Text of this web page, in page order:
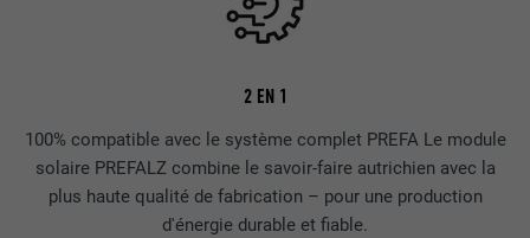
2 EN 1
100% compatible avec le système complet PREFA Le module
solaire PREFALZ combine le savoir-faire autrichien avec la
plus haute qualité de fabrication – pour une production
d'énergie durable et fiable.